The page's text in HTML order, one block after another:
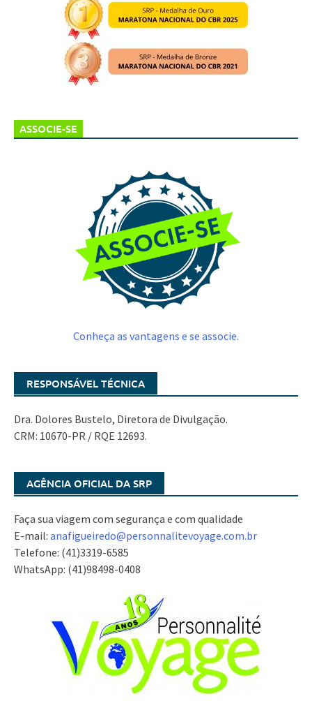
ASSOCIE-SE
Conheça as vantagens e se associe.
RESPONSÁVEL TÉCNICA
Dra. Dolores Bustelo, Diretora de Divulgação.
CRM: 10670-PR / RQE 12693.
AGÊNCIA OFICIAL DA SRP
Faça sua viagem com segurança e com qualidade
E-mail: anafigueiredo@personnalitevoyage.com.br
Telefone: (41)3319-6585
WhatsApp: (41)98498-0408